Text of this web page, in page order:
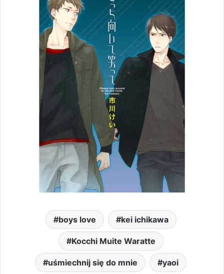
boys love kei ichikawa
Kocchi Muite Waratte
uśmiechnij się do mnie yaoi